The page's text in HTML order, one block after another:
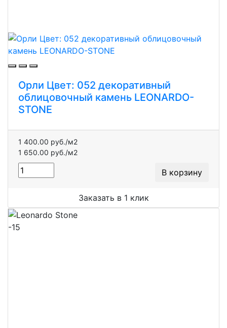
Орли Цвет: 052 декоративный
облицовочный камень LEONARDO-
STONE
1 400.00 руб./м2
1 650.00 руб./м2
В корзину
Заказать в 1 клик
-15